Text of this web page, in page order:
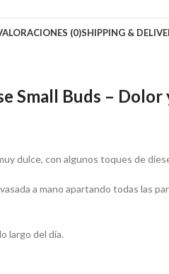
(0)SHIPPING &
Small Buds –
dulce, con algunos toques de
a mano apartando todas las
largo del día.